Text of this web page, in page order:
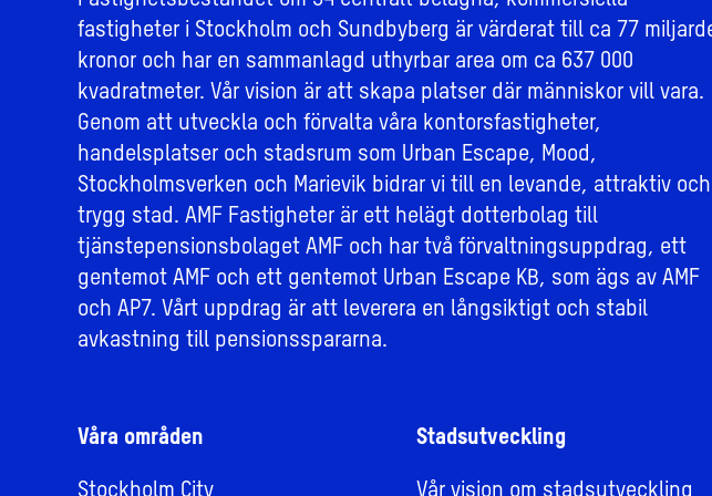
fastigheter i Stockholm och Sundbyberg är värderat till ca 77
kronor och har en sammanlagd uthyrbar area om ca 637 000
kvadratmeter. Vår vision är att skapa platser där människor vill vara.
Genom att utveckla och förvalta våra kontorsfastigheter,
handelsplatser och stadsrum som Urban Escape, Mood,
Stockholmsverken och Marievik bidrar vi till en levande, attraktiv och
trygg stad. AMF Fastigheter är ett helägt dotterbolag till
tjänstepensionsbolaget AMF och har två förvaltningsuppdrag, ett
gentemot AMF och ett gentemot Urban Escape KB, som ägs av AMF
och AP7. Vårt uppdrag är att leverera en långsiktigt och stabil
avkastning till pensionsspararna.
Våra områden
Stockholm City
Stadsutveckling
Vår vision om stadsutveckling